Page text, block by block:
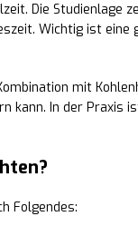
Die Studienlage
Wichtig ist eine
mit
kann. In der Praxis
Folgendes: